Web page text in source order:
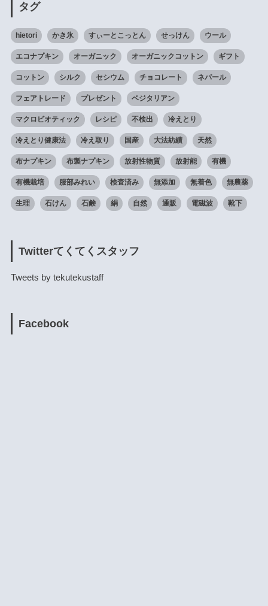
タグ
hietori かき氷 すぃーとこっとん せっけん ウール
エコナプキン オーガニック オーガニックコットン ギフト
コットン シルク セシウム チョコレート ネパール
フェアトレード プレゼント ベジタリアン
マクロビオティック レシピ 不検出 冷えとり
冷えとり健康法 冷え取り 国産 大法紡績 天然
布ナプキン 布製ナプキン 放射性物質 放射能 有機
有機栽培 服部みれい 検査済み 無添加 無着色 無農薬
生理 石けん 石鹸 絹 自然 通販 電磁波 靴下
Twitterてくてくスタッフ
Tweets by tekutekustaff
Facebook